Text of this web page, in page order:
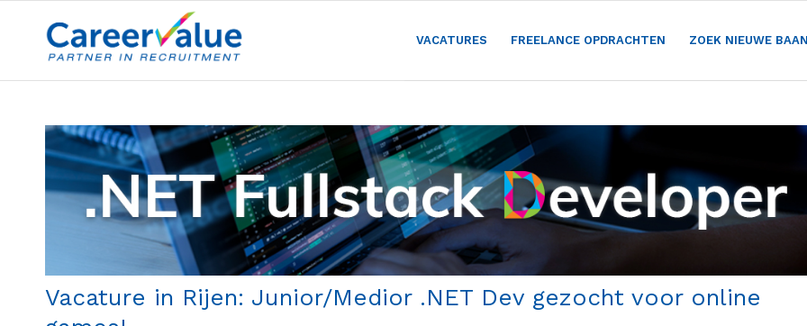
VACATURES FREELANCE OPDRACHTEN ZOEK NIEUWE BAAN
Vacature in Rijen: Junior/Medior .NET Dev gezocht voor online